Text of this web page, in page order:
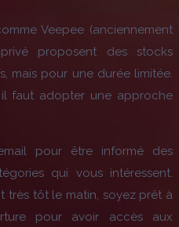
Veepee (anciennement
proposent des stocks
mais pour une durée limitée.
faut adopter une approche
pour être informé des
qui vous intéressent.
très tôt le matin, soyez prêt à
pour avoir accès aux